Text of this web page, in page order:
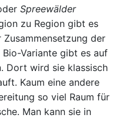
Spreewälder
zu Region gibt es
der
Bio-Variante gibt es auf
Dort wird sie klassisch
Kaum eine andere
so viel Raum für
Man kann sie in